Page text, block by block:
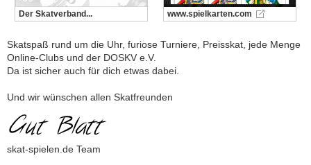
Der Skatverband... www.spielkarten.com
Skatspaß rund um die Uhr, furiose Turniere, Preisskat, jede Menge
Online-Clubs und der DOSKV e.V.
Da ist sicher auch für dich etwas dabei.
Und wir wünschen allen Skatfreunden
skat-spielen.de Team